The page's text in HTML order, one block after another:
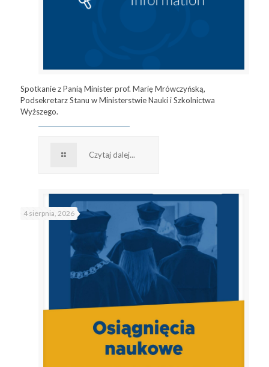
Spotkanie z Panią Minister prof. Marię Mrówczyńską,
Podsekretarz Stanu w Ministerstwie Nauki i Szkolnictwa
Wyższego.
Czytaj dalej...
4 sierpnia, 2026